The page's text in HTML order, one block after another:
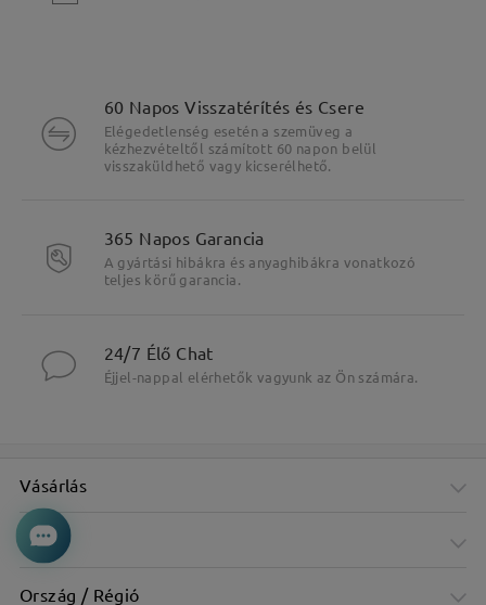
60 Napos Visszatérítés és Csere
Elégedetlenség esetén a szemüveg a
kézhezvételtől számított 60 napon belül
visszaküldhető vagy kicserélhető.
365 Napos Garancia
A gyártási hibákra és anyaghibákra vonatkozó
teljes körű garancia.
24/7 Élő Chat
Éjjel-nappal elérhetők vagyunk az Ön számára.
Vásárlás
Cég
Ország / Régió